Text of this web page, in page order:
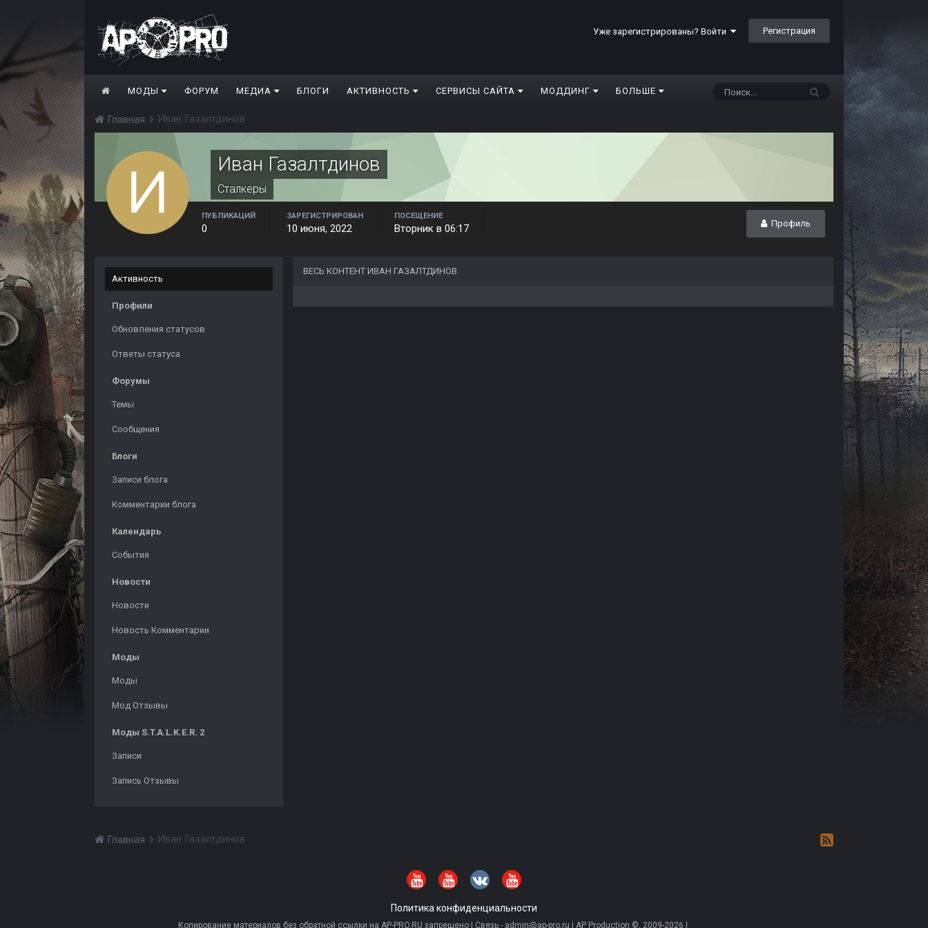
Уже зарегистрированы? Войти Регистрация
МОДЫ ФОРУМ МЕДИА БЛОГИ АКТИВНОСТЬ СЕРВИСЫ САЙТА МОДДИНГ БОЛЬШЕ
Главная Иван Газалтдинов
Иван Газалтдинов
Сталкеры
Профиль
ПУБЛИКАЦИЙ
0
ЗАРЕГИСТРИРОВАН
10 июня, 2022
ПОСЕЩЕНИЕ
Вторник в 06:17
Активность
Профили
Обновления статусов
Ответы статуса
Форумы
Темы
Сообщения
Блоги
Записи блога
Комментарии блога
Календарь
События
Новости
Новости
Новость Комментарии
Моды
Моды
Мод Отзывы
Моды S.T.A.L.K.E.R. 2
Записи
Запись Отзывы
ВЕСЬ КОНТЕНТ ИВАН ГАЗАЛТДИНОВ
Главная Иван Газалтдинов
Политика конфиденциальности
Копирование материалов без обратной ссылки на AP-PRO.RU запрещено | Связь - admin@ap-pro.ru | AP Production ©, 2009-2026 |